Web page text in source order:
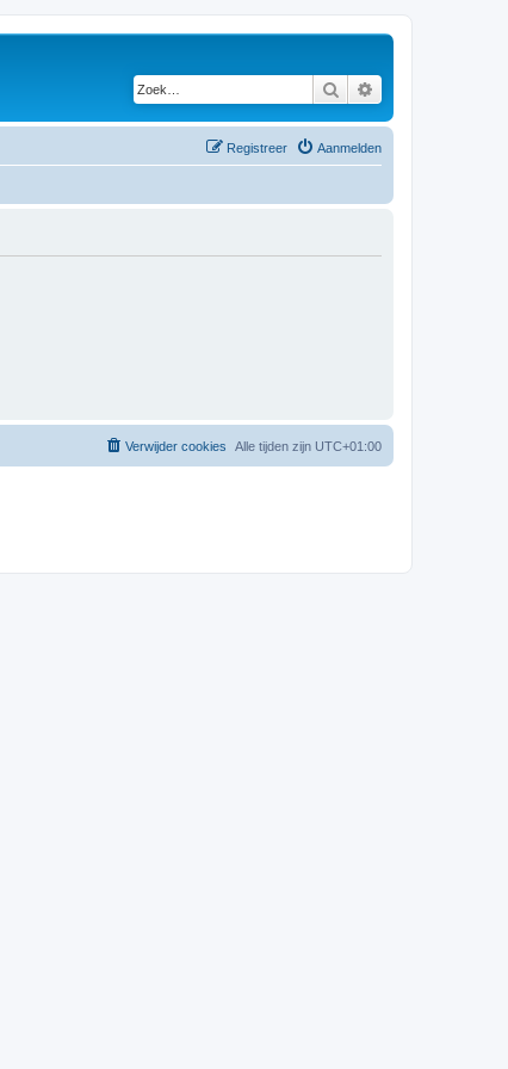
Zoek
Aanmelden
Registreer
Alle tijden zijn UTC+01:00
Verwijder cookies